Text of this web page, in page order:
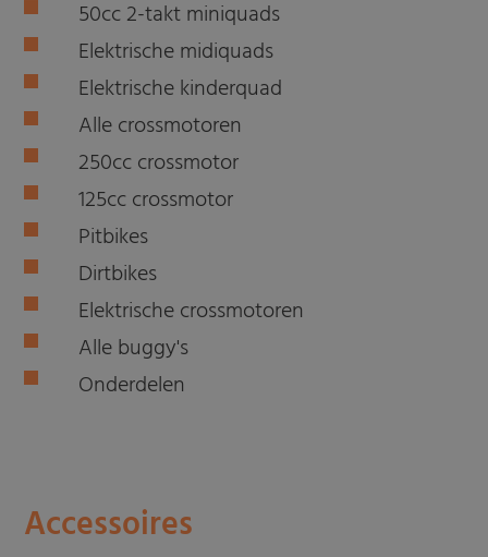
50cc 2-takt miniquads
Elektrische midiquads
Elektrische kinderquad
Alle crossmotoren
250cc crossmotor
125cc crossmotor
Pitbikes
Dirtbikes
Elektrische crossmotoren
Alle buggy's
Onderdelen
Accessoires